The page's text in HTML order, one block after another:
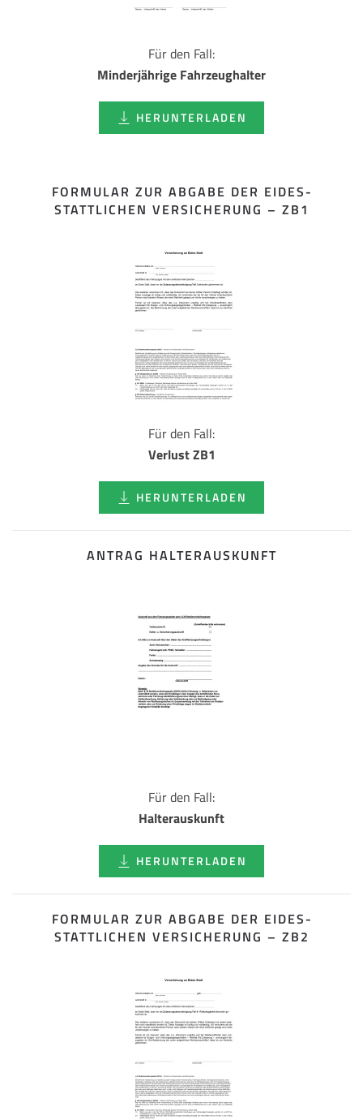
Für den Fall:
Minderjährige Fahrzeughalter
HERUNTERLADEN
FORMULAR ZUR ABGABE DER EIDES­
STATTLICHEN VERSICHERUNG – ZB1
Für den Fall:
Verlust ZB1
HERUNTERLADEN
ANTRAG HALTERAUSKUNFT
Für den Fall:
Halterauskunft
HERUNTERLADEN
FORMULAR ZUR ABGABE DER EIDES­
STATTLICHEN VERSICHERUNG – ZB2